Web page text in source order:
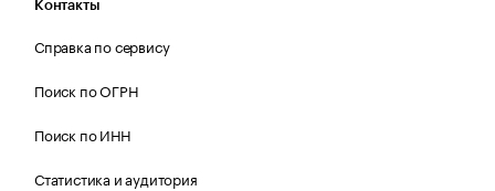
Контакты
Справка по сервису
Поиск по ОГРН
Поиск по ИНН
Статистика и аудитория